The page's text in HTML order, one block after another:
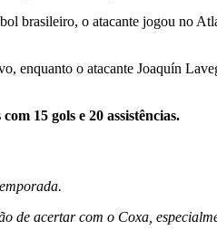
brasileiro, o atacante jogou no
o atacante Joaquín
com 15 gols e 20 assistências.
de acertar com o Coxa,